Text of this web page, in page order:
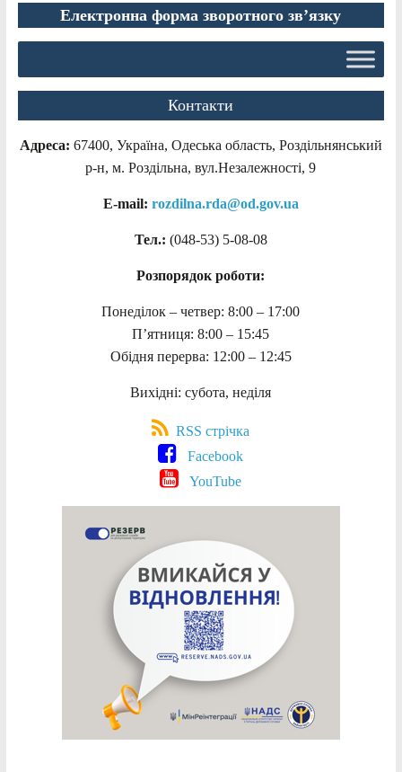
Електронна форма зворотного зв’язку
Контакти
Адреса: 67400, Україна, Одеська область, Роздільнянський
р-н, м. Роздільна, вул.Незалежності, 9
E-mail: rozdilna.rda@od.gov.ua
Тел.: (048-53) 5-08-08
Розпорядок роботи:
Понеділок – четвер: 8:00 – 17:00
П’ятниця: 8:00 – 15:45
Обідня перерва: 12:00 – 12:45
Вихідні: субота, неділя
RSS стрічка
Facebook
YouTube